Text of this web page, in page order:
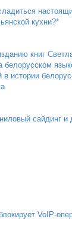
кухни?*
книг
белорусском
в истории
сайдинг и
VoIP-